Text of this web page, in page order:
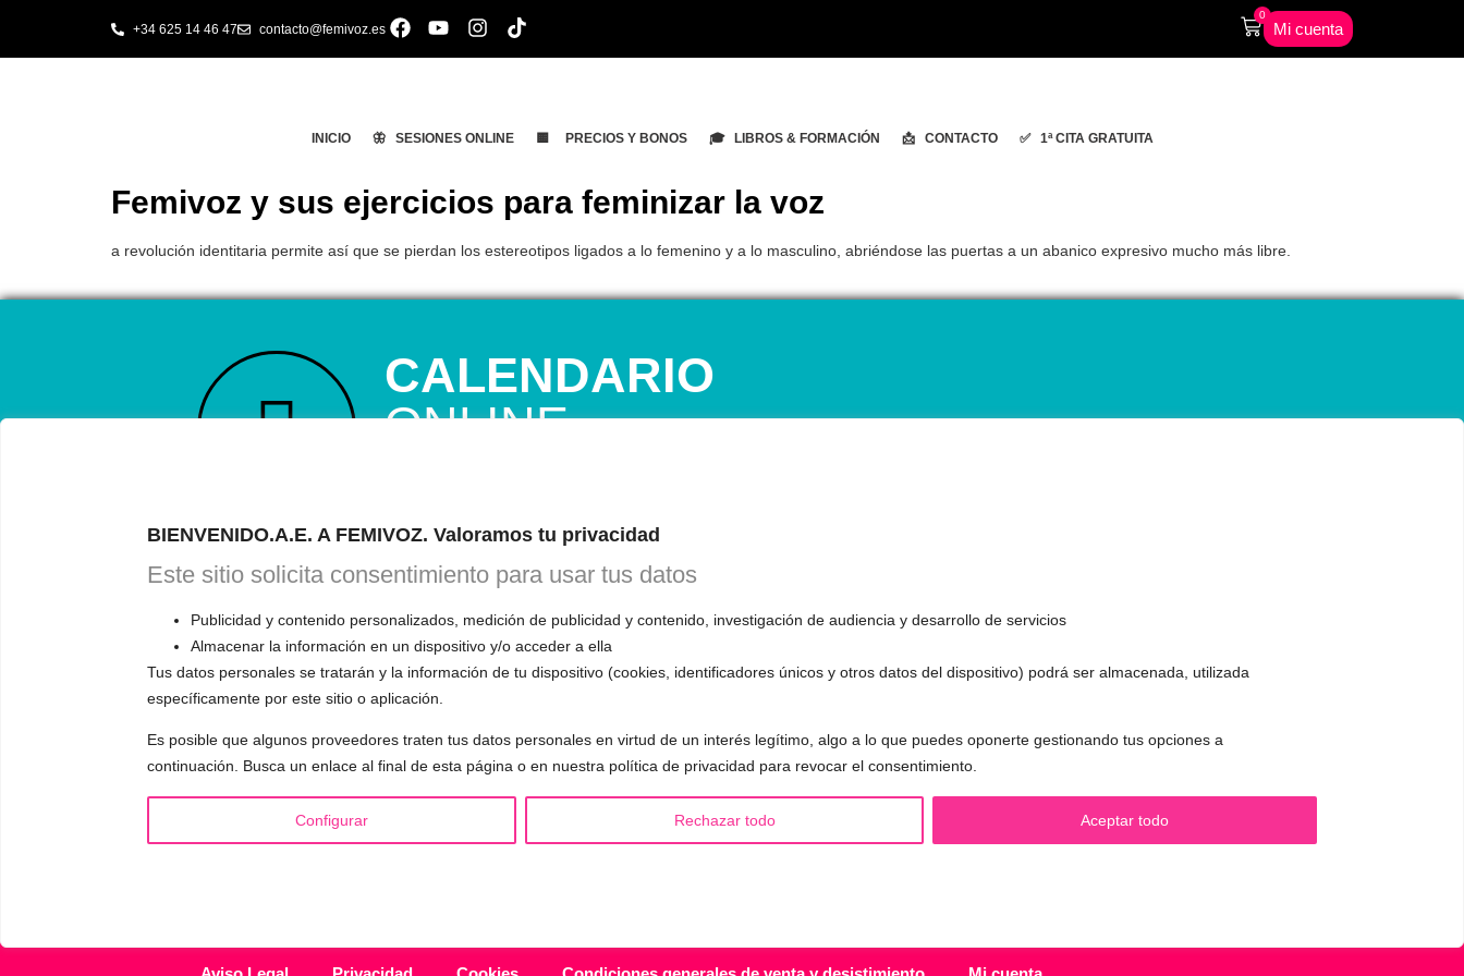
BIENVENIDO.A.E. A FEMIVOZ. Valoramos tu privacidad
Este sitio solicita consentimiento para usar tus datos
Publicidad y contenido personalizados, medición de publicidad y contenido, investigación de audiencia y desarrollo de servicios
Almacenar la información en un dispositivo y/o acceder a ella
Tus datos personales se tratarán y la información de tu dispositivo (cookies, identificadores únicos y otros datos del dispositivo) podrá ser almacenada, utilizada
específicamente por este sitio o aplicación.
Es posible que algunos proveedores traten tus datos personales en virtud de un interés legítimo, algo a lo que puedes oponerte gestionando tus opciones a
continuación. Busca un enlace al final de esta página o en nuestra política de privacidad para revocar el consentimiento.
Configurar Rechazar todo Aceptar todo
+34 625 14 46 47 contacto@femivoz.es
0
Mi cuenta
INICIO 🦋 SESIONES ONLINE 🟨 PRECIOS Y BONOS 🎓 LIBROS & FORMACIÓN 📩 CONTACTO ✅ 1ª CITA GRATUITA
Femivoz y sus ejercicios para feminizar la voz
a revolución identitaria permite así que se pierdan los estereotipos ligados a lo femenino y a lo masculino, abriéndose las puertas a un abanico expresivo mucho más libre.
CALENDARIO
ONLINE
explicará cómo funciona el entrenamiento vocal y
responderá a todas tus preguntas.
INFORMACIÓN
¿Quién es Mariela Astudillo?
❓ Preguntas Frecuentes
VOCES LGBTQIA+ 🏳️‍🌈
▪️ Feminización de la voz
▪️ Masculinización de la voz
▪️ Dualización de la voz
▪️ Caracterización de la voz
▪️ Modificación del acento
🟥 CIRUGÍA: Glotoplastia
Pide tu CITA ONLINE